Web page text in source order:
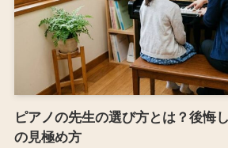
ピアノの先生の選び方とは？後悔
の見極め方